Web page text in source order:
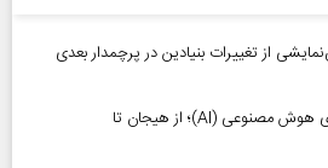
پیش‌نمایشی از تغییرات بنیادین در پرچمدار بعدی
رشد خیره‌کننده بازار توکن‌های هوش مصنوعی (AI)؛ از هیجان تا